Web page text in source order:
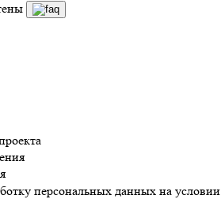
персональных данных на условии